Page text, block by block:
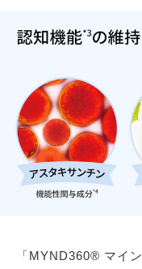
「MYND360® マイ